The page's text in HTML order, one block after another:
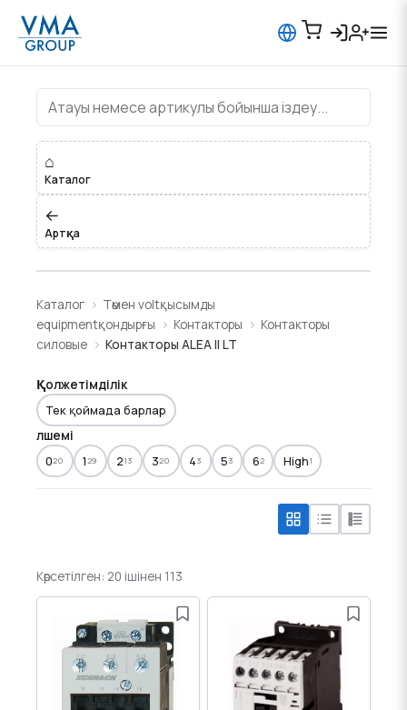
Контакторы ALEA II LT
⌂
Каталог
←
Артқа
Каталог
Төмен voltқысымды
equipmentқондырғы
Контакторы
Контакторы
силовые
Контакторы ALEA II LT
Қолжетімділік
Тек қоймада барлар
Өлшемі
020 129 213 320 43 53 62 High1
Көрсетілген: 20 ішінен 113